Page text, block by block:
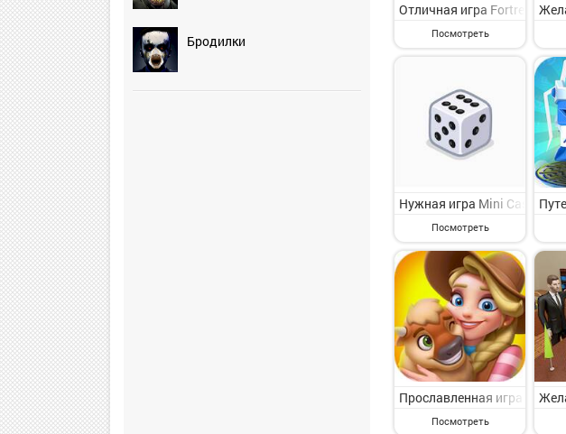
Бродилки
Отличная игра Fortress
Посмотреть
Нужная игра Mini Casino:
Посмотреть
Прославленная игра
Посмотреть